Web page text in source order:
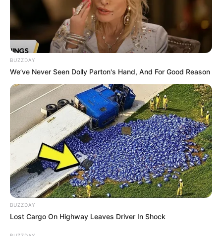
BUZZDAY
We’ve Never Seen Dolly Parton's Hand, And For Good Reason
BUZZDAY
Lost Cargo On Highway Leaves Driver In Shock